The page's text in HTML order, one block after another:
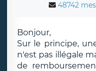
48742
Bonjour,
Sur le principe,
n'est pas illégale
de